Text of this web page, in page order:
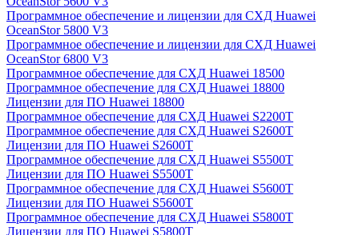
Программное обеспечение и лицензии для СХД Huawei
OceanStor 5800 V3
Программное обеспечение и лицензии для СХД Huawei
OceanStor 6800 V3
Программное обеспечение для СХД Huawei 18500
Программное обеспечение для СХД Huawei 18800
Лицензии для ПО Huawei 18800
Программное обеспечение для СХД Huawei S2200T
Программное обеспечение для СХД Huawei S2600T
Лицензии для ПО Huawei S2600T
Программное обеспечение для СХД Huawei S5500T
Лицензии для ПО Huawei S5500T
Программное обеспечение для СХД Huawei S5600T
Лицензии для ПО Huawei S5600T
Программное обеспечение для СХД Huawei S5800T
Лицензии для ПО Huawei S5800T